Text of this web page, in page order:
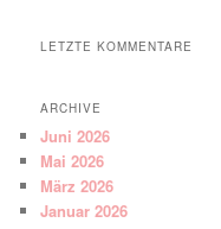
LETZTE KOMMENTARE
ARCHIVE
Juni 2026
Mai 2026
März 2026
Januar 2026